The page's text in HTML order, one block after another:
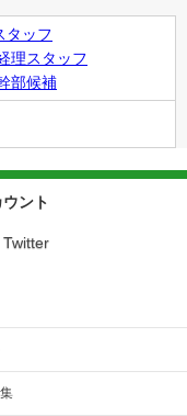
タッフ
理スタッフ
部候補
ント
Twitter